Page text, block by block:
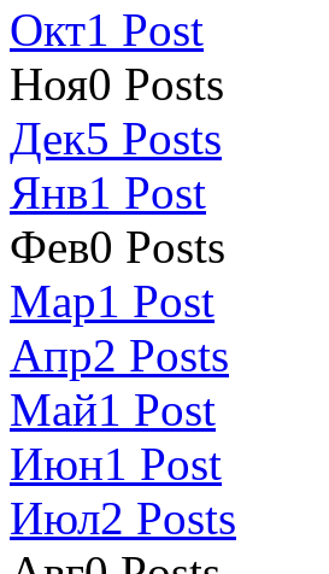
Окт1 Post
Ноя0 Posts
Дек5 Posts
Янв1 Post
Фев0 Posts
Мар1 Post
Апр2 Posts
Май1 Post
Июн1 Post
Июл2 Posts